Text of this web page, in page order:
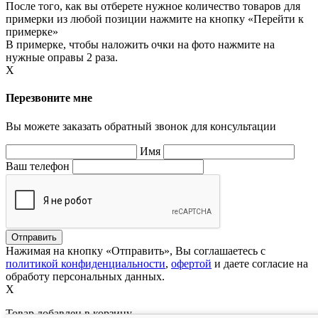
После того, как вы отберете нужное количество товаров для
примерки из любой позиции нажмите на кнопку «Перейти к
примерке»
В примерке, чтобы наложить очки на фото нажмите на
нужные оправы 2 раза.
X
Перезвоните мне
Вы можете заказать обратный звонок для консультации
Имя
Ваш телефон
Нажимая на кнопку «Отправить», Вы соглашаетесь с
политикой конфиденциальности, офертой и даете согласие на
обработу персональных данных.
X
Товар добавлен в корзину